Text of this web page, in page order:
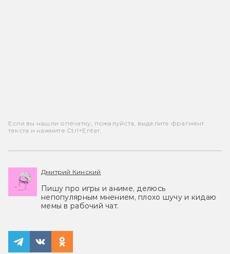
Если вы нашли опечатку, пожалуйста, выделите фрагмент
текста и нажмите Ctrl+Enter.
Дмитрий Кинский
Пишу про игры и аниме, делюсь
непопулярным мнением, плохо шучу и кидаю
мемы в рабочий чат.